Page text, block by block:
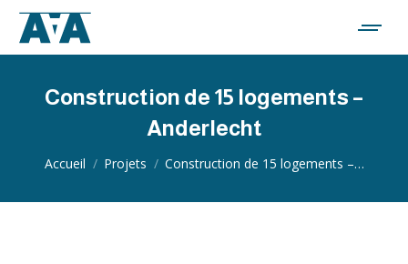
Construction de 15 logements –
Anderlecht
Vous êtes ici :
Accueil Projets Construction de 15 logements –…